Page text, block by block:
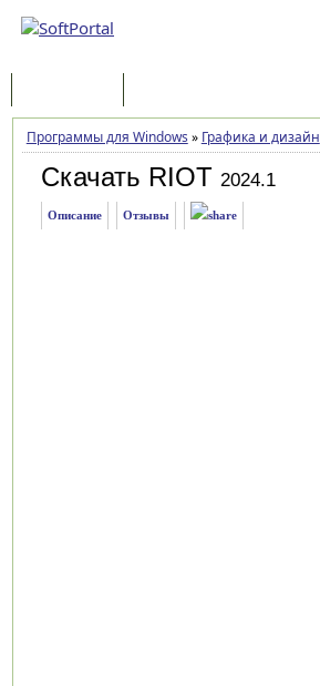
Программы для Windows » Графика и дизайн
Скачать RIOT 2024.1
Описание Отзывы